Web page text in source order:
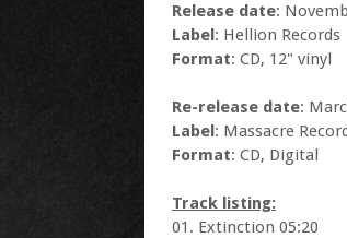
Release date:
Label: Hellion Records
Format: CD, 12" vinyl
Re-release date:
Label: Massacre
Format: CD, Digital
Track listing:
01. Extinction 05:20